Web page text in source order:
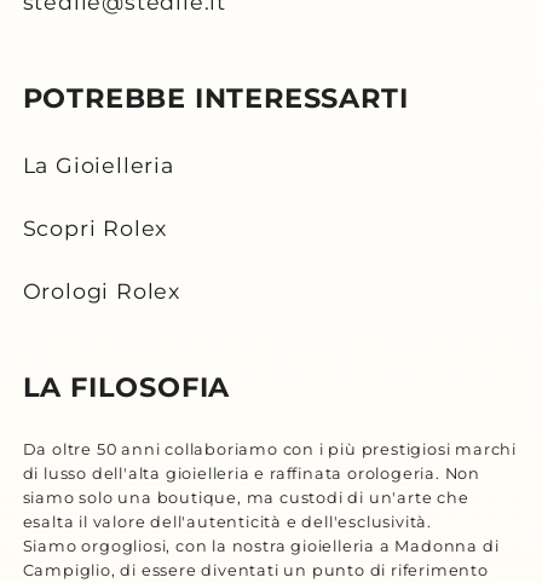
POTREBBE INTERESSARTI
La Gioielleria
Scopri Rolex
Orologi Rolex
LA FILOSOFIA
Da oltre 50 anni collaboriamo con i più prestigiosi marchi
di lusso dell'alta gioielleria e raffinata orologeria. Non
siamo solo una boutique, ma custodi di un'arte che
esalta il valore dell'autenticità e dell'esclusività.
Siamo orgogliosi, con la nostra gioielleria a Madonna di
Campiglio, di essere diventati un punto di riferimento